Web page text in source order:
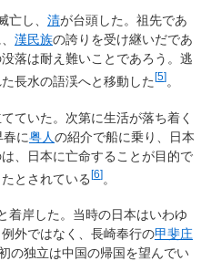
亡し、 清が台頭した。祖先であ
漢民族の誇りを受け継いだであ
落は耐え難いことであろう。逃
長水の語渓へと移動した [5] 。
ていた。次第に生活が落ち着く
に粤人の紹介で船に乗り、日本
、日本に亡命することが目的で
とされている[6]。
着岸した。当時の日本はいわゆ
外ではなく、長崎奉行の甲斐庄
の独立は中国の帰国を望んでい